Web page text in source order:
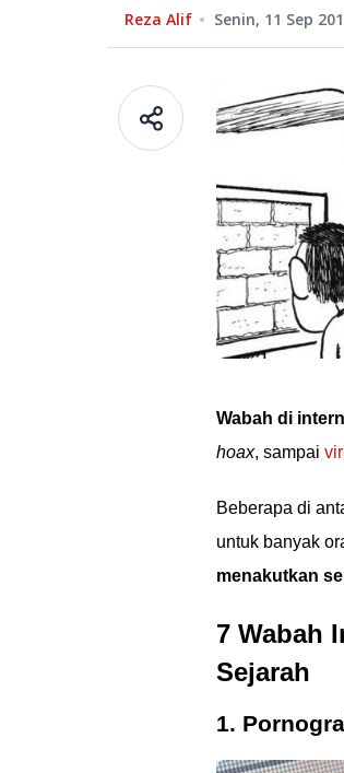
Reza Alif Senin, 11 Sep
Wabah di
hoax, sampai
Beberapa di
untuk banyak
menakutkan
7 Wabah
Sejarah
1.